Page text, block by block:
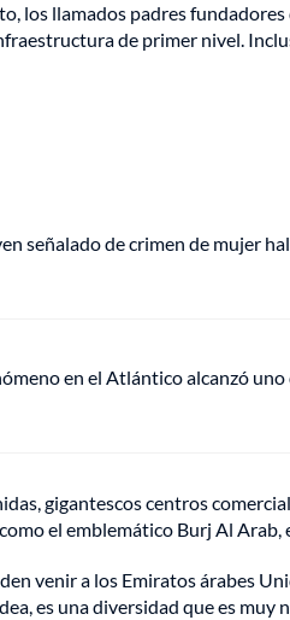
los llamados padres
de primer nivel.
señalado de crimen de mujer
en el Atlántico alcanzó
gigantescos centros
el emblemático Burj Al
venir a los Emiratos árabes
es una diversidad que es